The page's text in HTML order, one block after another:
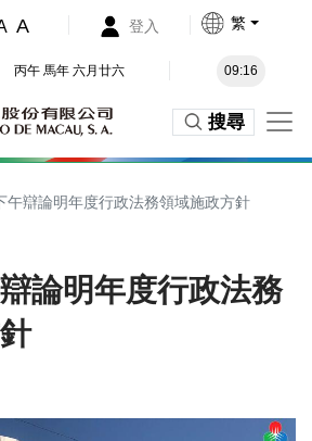
A 登入 繁
丙午 馬年 六月廿六 09:16
搜尋
午辯論明年度行政法務領域施政方針
論明年度行政法務